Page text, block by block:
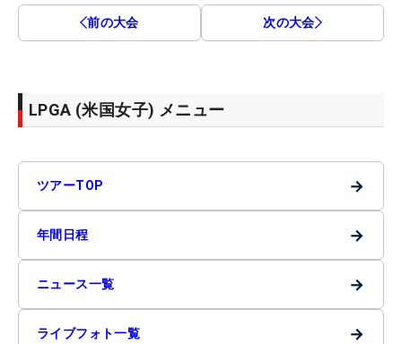
前の大会 次の大会
LPGA (米国女子) メニュー
ツアーTOP →
年間日程 →
ニュース一覧 →
ライブフォト一覧 →